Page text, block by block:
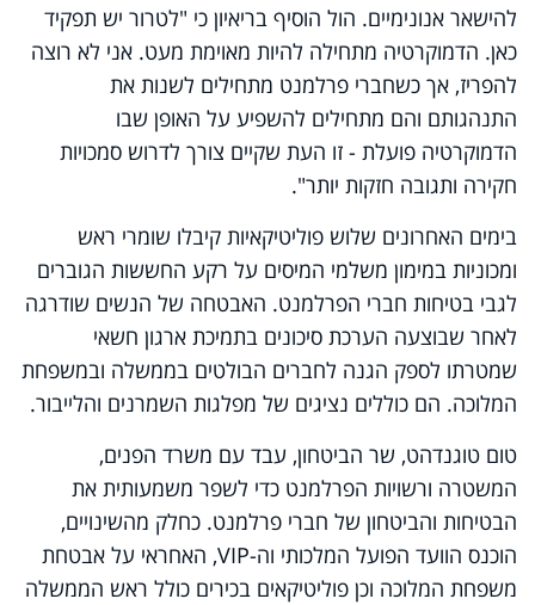
להישאר אנונימיים. הול הוסיף בריאיון כי "לטרור יש תפקיד
כאן. הדמוקרטיה מתחילה להיות מאוימת מעט. אני לא רוצה
להפריז, אך כשחברי פרלמנט מתחילים לשנות את
התנהגותם והם מתחילים להשפיע על האופן שבו
הדמוקרטיה פועלת - זו העת שקיים צורך לדרוש סמכויות
חקירה ותגובה חזקות יותר".
בימים האחרונים שלוש פוליטיקאיות קיבלו שומרי ראש
ומכוניות במימון משלמי המיסים על רקע החששות הגוברים
לגבי בטיחות חברי הפרלמנט. האבטחה של הנשים שודרגה
לאחר שבוצעה הערכת סיכונים בתמיכת ארגון חשאי
שמטרתו לספק הגנה לחברים הבולטים בממשלה ובמשפחת
המלוכה. הם כוללים נציגים של מפלגות השמרנים והלייבור.
טום טוגנדהט, שר הביטחון, עבד עם משרד הפנים,
המשטרה ורשויות הפרלמנט כדי לשפר משמעותית את
הבטיחות והביטחון של חברי פרלמנט. כחלק מהשינויים,
הוכנס הוועד הפועל המלכותי וה-VIP, האחראי על אבטחת
משפחת המלוכה וכן פוליטיקאים בכירים כולל ראש הממשלה